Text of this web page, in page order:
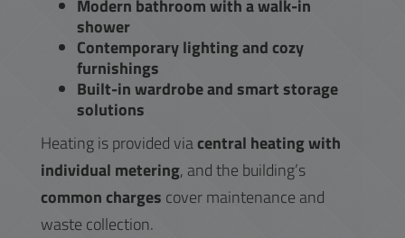
Modern bathroom with a walk-in
shower
Contemporary lighting and cozy
furnishings
Built-in wardrobe and smart storage
solutions
Heating is provided viacentral heating with
individual metering, and the building’s
common charges cover maintenance and
waste collection.